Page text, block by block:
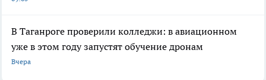
В Таганроге проверили колледжи: в авиационном
уже в этом году запустят обучение дронам
Вчера